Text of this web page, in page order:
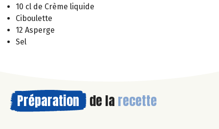
10 cl de Crème liquide
Ciboulette
12 Asperge
Sel
Préparation de la recette